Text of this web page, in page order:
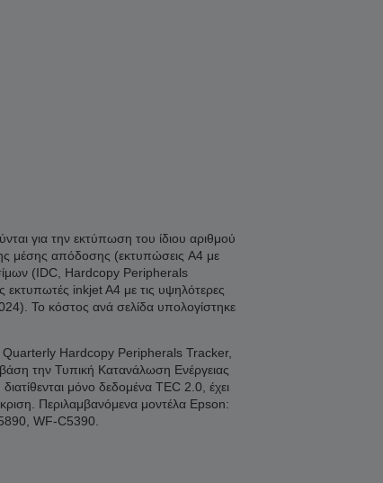
για την εκτύπωση του ίδιου αριθμού
μέσης απόδοσης (εκτυπώσεις A4 με
(IDC, Hardcopy Peripherals
inkjet A4 με τις υψηλότερες
Το κόστος ανά σελίδα υπολογίστηκε
Quarterly Hardcopy Peripherals Tracker,
την Τυπική Κατανάλωση Ενέργειας
μόνο δεδομένα TEC 2.0, έχει
Περιλαμβανόμενα μοντέλα Epson:
WF-C5390.